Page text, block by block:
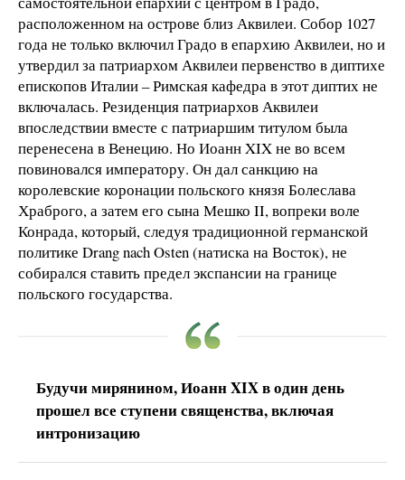
расположенном на острове близ Аквилеи. Собор 1027
года не только включил Градо в епархию Аквилеи, но и
утвердил за патриархом Аквилеи первенство в диптихе
епископов Италии – Римская кафедра в этот диптих не
включалась. Резиденция патриархов Аквилеи
впоследствии вместе с патриаршим титулом была
перенесена в Венецию. Но Иоанн XIX не во всем
повиновался императору. Он дал санкцию на
королевские коронации польского князя Болеслава
Храброго, а затем его сына Мешко II, вопреки воле
Конрада, который, следуя традиционной германской
политике Drang nach Osten (натиска на Восток), не
собирался ставить предел экспансии на границе
польского государства.
Будучи мирянином, Иоанн XIX в один день
прошел все ступени священства, включая
интронизацию